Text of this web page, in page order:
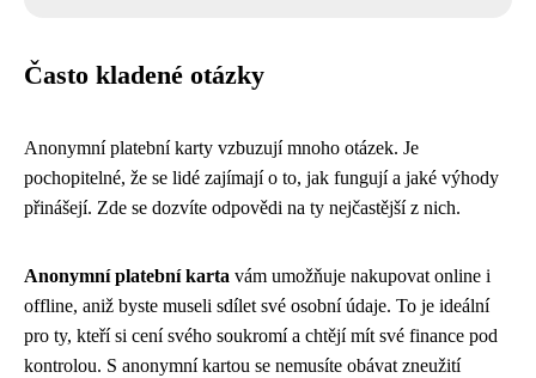
Často kladené otázky
Anonymní platební karty vzbuzují mnoho otázek. Je
pochopitelné, že se lidé zajímají o to, jak fungují a jaké výhody
přinášejí. Zde se dozvíte odpovědi na ty nejčastější z nich.
Anonymní platební karta vám umožňuje nakupovat online i
offline, aniž byste museli sdílet své osobní údaje. To je ideální
pro ty, kteří si cení svého soukromí a chtějí mít své finance pod
kontrolou. S anonymní kartou se nemusíte obávat zneužití